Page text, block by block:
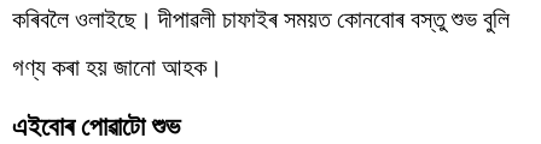
কৰিবলৈ ওলাইছে। দীপাৱলী চাফাইৰ সময়ত কোনবোৰ বস্তু শুভ বুলি
গণ্য কৰা হয় জানো আহক।
এইবোৰ পোৱাটো শুভ